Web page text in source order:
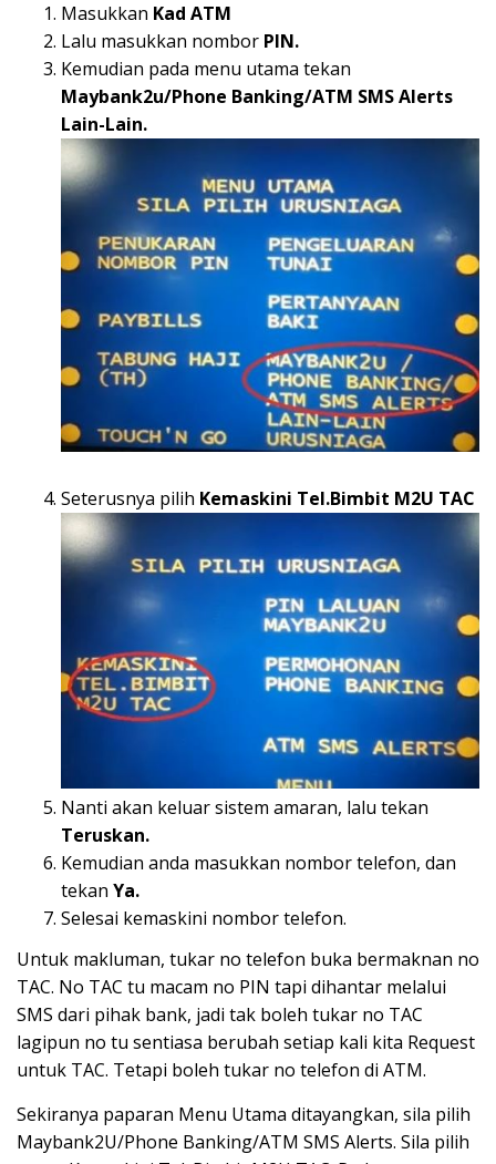
Masukkan Kad ATM
Lalu masukkan nombor PIN.
Kemudian pada menu utama tekan
Maybank2u/Phone Banking/ATM SMS Alerts
Lain-Lain.
Seterusnya pilih Kemaskini Tel.Bimbit M2U TAC
Nanti akan keluar sistem amaran, lalu tekan
Teruskan.
Kemudian anda masukkan nombor telefon, dan
tekan Ya.
Selesai kemaskini nombor telefon.
Untuk makluman, tukar no telefon buka bermaknan no
TAC. No TAC tu macam no PIN tapi dihantar melalui
SMS dari pihak bank, jadi tak boleh tukar no TAC
lagipun no tu sentiasa berubah setiap kali kita Request
untuk TAC. Tetapi boleh tukar no telefon di ATM.
Sekiranya paparan Menu Utama ditayangkan, sila pilih
Maybank2U/Phone Banking/ATM SMS Alerts. Sila pilih